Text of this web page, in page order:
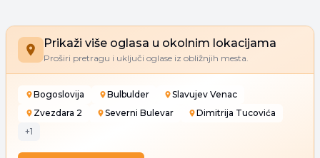
Prikaži više oglasa u okolnim lokacijama
Proširi pretragu i uključi oglase iz obližnjih mesta.
Bogoslovija Bulbulder
Slavujev Venac
Zvezdara 2
Severni Bulevar
Dimitrija Tucovića
+1